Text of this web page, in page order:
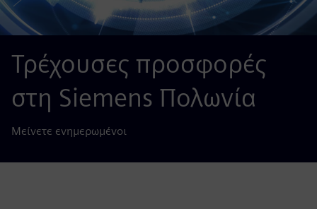
Τρέχουσες προσφορές
στη Siemens Πολωνία
Μείνετε ενημερωμένοι